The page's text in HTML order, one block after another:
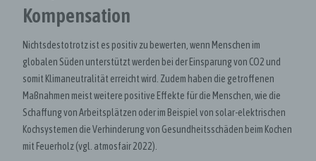
Kompensation
Nichtsdestotrotz ist es positiv zu bewerten, wenn Menschen im
globalen Süden unterstützt werden bei der Einsparung von CO2 und
somit Klimaneutralität erreicht wird. Zudem haben die getroffenen
Maßnahmen meist weitere positive Effekte für die Menschen, wie die
Schaffung von Arbeitsplätzen oder im Beispiel von solar-elektrischen
Kochsystemen die Verhinderung von Gesundheitsschäden beim Kochen
mit Feuerholz (vgl. atmosfair 2022).